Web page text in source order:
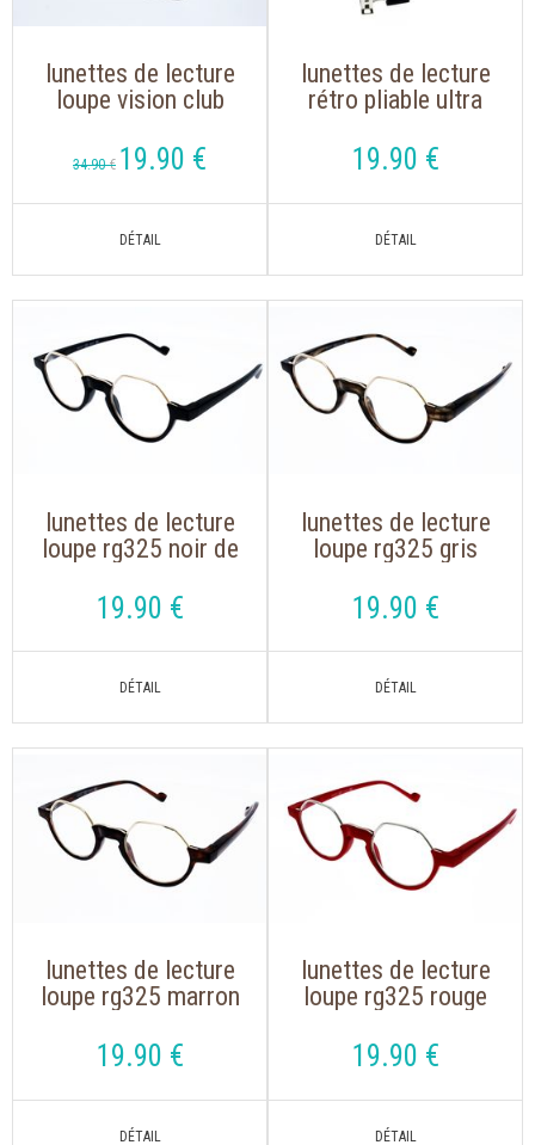
lunettes de lecture
loupe vision club
métal flex
34.90 € 19.90 €
lunettes de lecture
rétro pliable ultra
les écrans
19.90 €
lunettes de lecture
loupe rg325 noir de
19.90 €
lunettes de lecture
loupe rg325 gris
hexagonale
19.90 €
lunettes de lecture
loupe rg325 marron
hexagonale
19.90 €
lunettes de lecture
loupe rg325 rouge
hexagonale
19.90 €